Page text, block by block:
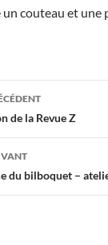
couteau et une
de la Revue Z
du bilboquet –